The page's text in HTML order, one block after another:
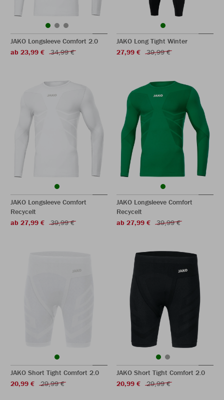
JAKO Longsleeve Comfort 2.0
ab 23,99 €
34,99 €
JAKO Long Tight Winter
27,99 €
39,99 €
JAKO Longsleeve Comfort
Recycelt
ab 27,99 €
39,99 €
JAKO Longsleeve Comfort
Recycelt
ab 27,99 €
39,99 €
JAKO Short Tight Comfort 2.0
20,99 €
29,99 €
JAKO Short Tight Comfort 2.0
20,99 €
29,99 €